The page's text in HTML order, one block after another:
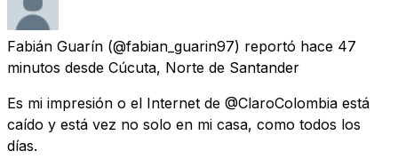
Fabián Guarín (@fabian_guarin97) reportó hace 47
minutos desde Cúcuta, Norte de Santander
Es mi impresión o el Internet de @ClaroColombia está
caído y está vez no solo en mi casa, como todos los
días.